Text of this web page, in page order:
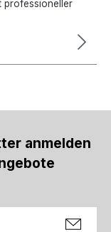
professioneller
anmelden